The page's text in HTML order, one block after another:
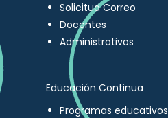
Solicitud Correo
Docentes
Administrativos
Educación Continua
Programas educativos